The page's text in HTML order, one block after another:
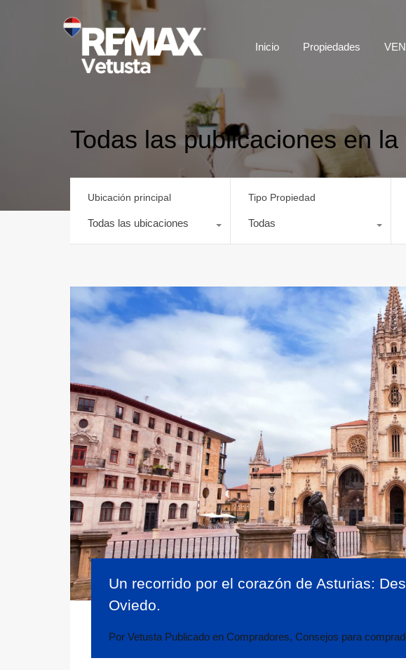
Inicio Propiedades
Todas las publicaciones en
Ubicación principal
Todas las ubicaciones
Tipo Propiedad
Todas
Un recorrido por el corazón de Asturias:
Oviedo.
Por Vetusta Publicado en Compradores, Consejos para